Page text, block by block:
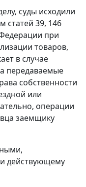
суды исходили
статей 39, 146
при
товаров,
в случае
передаваемые
собственности
или
операции
заемщику
действующему